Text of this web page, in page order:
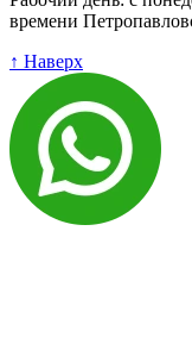
времени
↑ Наверх